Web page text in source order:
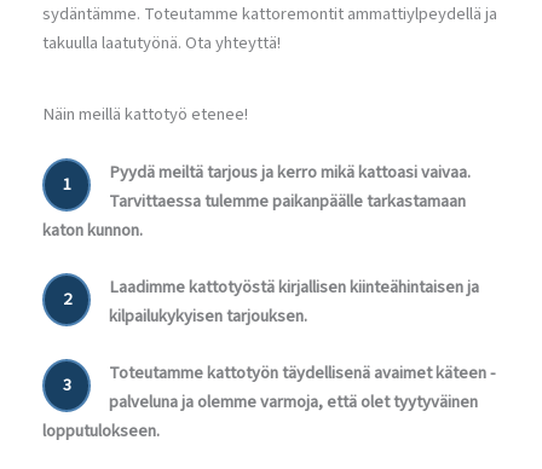
sydäntämme. Toteutamme kattoremontit ammattiylpeydellä ja
takuulla laatutyönä. Ota yhteyttä!
Näin meillä kattotyö etenee!
1
Pyydä meiltä tarjous ja kerro mikä kattoasi vaivaa.
Tarvittaessa tulemme paikanpäälle tarkastamaan
katon kunnon.
2
Laadimme kattotyöstä kirjallisen kiinteähintaisen ja
kilpailukykyisen tarjouksen.
3
Toteutamme kattotyön täydellisenä avaimet käteen -
palveluna ja olemme varmoja, että olet tyytyväinen
lopputulokseen.